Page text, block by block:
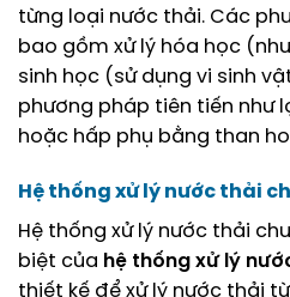
từng loại nước thải. Các
bao gồm xử lý hóa học
sinh học (sử dụng vi sinh
phương pháp tiên tiến như
hoặc hấp phụ bằng than
Hệ thống xử lý nước thải
Hệ thống xử lý nước thải
biệt của hệ thống xử lý
thiết kế để xử lý nước thải